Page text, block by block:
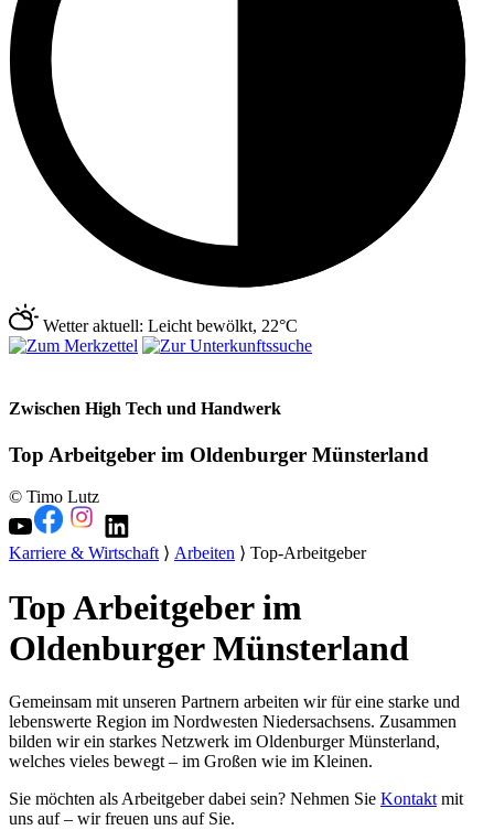
Wetter aktuell: Leicht bewölkt, 22°C
Zwischen High Tech und Handwerk
Top Arbeitgeber im Oldenburger Münsterland
© Timo Lutz
Karriere & Wirtschaft⟩ Arbeiten ⟩ Top-Arbeitgeber
Top Arbeitgeber im
Oldenburger Münsterland
Gemeinsam mit unseren Partnern arbeiten wir für eine starke und
lebenswerte Region im Nordwesten Niedersachsens. Zusammen
bilden wir ein starkes Netzwerk im Oldenburger Münsterland,
welches vieles bewegt – im Großen wie im Kleinen.
Sie möchten als Arbeitgeber dabei sein? Nehmen Sie Kontakt mit
uns auf – wir freuen uns auf Sie.